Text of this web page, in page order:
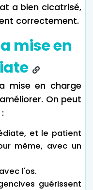
a bien cicatrisé,
correctement.
mise en
mise en charge
On peut
et le patient
même, avec un
l'os.
guérissent